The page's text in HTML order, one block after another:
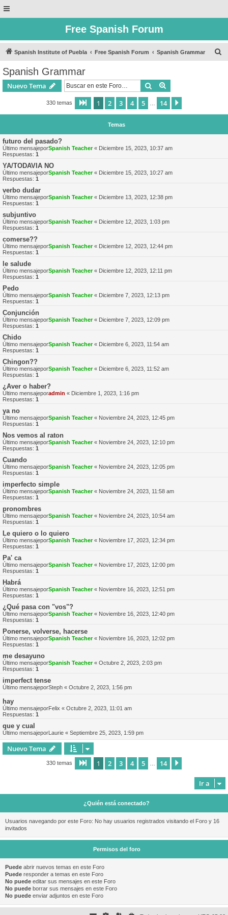
Free Spanish Forum
Spanish Institute of Puebla Free Spanish Forum Spanish Grammar
Spanish Grammar
Nuevo Tema Buscar
330 temas Página de 14
1 2 3 4 5 14
Temas
futuro del pasado?
Último mensajeporSpanish Teacher« Diciembre 15, 2023, 10:37 am
Respuestas: 1
YA/TODAVIA NO
Último mensajeporSpanish Teacher« Diciembre 15, 2023, 10:27 am
Respuestas: 1
verbo dudar
Último mensajeporSpanish Teacher« Diciembre 13, 2023, 12:38 pm
Respuestas: 1
subjuntivo
Último mensajeporSpanish Teacher« Diciembre 12, 2023, 1:03 pm
Respuestas: 1
comerse??
Último mensajeporSpanish Teacher« Diciembre 12, 2023, 12:44 pm
Respuestas: 1
le salude
Último mensajeporSpanish Teacher« Diciembre 12, 2023, 12:11 pm
Respuestas: 1
Pedo
Último mensajeporSpanish Teacher« Diciembre 7, 2023, 12:13 pm
Respuestas: 1
Conjunción
Último mensajeporSpanish Teacher« Diciembre 7, 2023, 12:09 pm
Respuestas: 1
Chido
Último mensajeporSpanish Teacher« Diciembre 6, 2023, 11:54 am
Respuestas: 1
Chingon??
Último mensajeporSpanish Teacher« Diciembre 6, 2023, 11:52 am
Respuestas: 1
¿Aver o haber?
Último mensajeporadmin « Diciembre 1, 2023, 1:16 pm
Respuestas: 1
ya no
Último mensajeporSpanish Teacher« Noviembre 24, 2023, 12:45 pm
Respuestas: 1
Nos vemos al raton
Último mensajeporSpanish Teacher« Noviembre 24, 2023, 12:10 pm
Respuestas: 1
Cuando
Último mensajeporSpanish Teacher« Noviembre 24, 2023, 12:05 pm
Respuestas: 1
imperfecto simple
Último mensajeporSpanish Teacher« Noviembre 24, 2023, 11:58 am
Respuestas: 1
pronombres
Último mensajeporSpanish Teacher« Noviembre 24, 2023, 10:54 am
Respuestas: 1
Le quiero o lo quiero
Último mensajeporSpanish Teacher« Noviembre 17, 2023, 12:34 pm
Respuestas: 1
Pa' ca
Último mensajeporSpanish Teacher« Noviembre 17, 2023, 12:00 pm
Respuestas: 1
Habrá
Último mensajeporSpanish Teacher« Noviembre 16, 2023, 12:51 pm
Respuestas: 1
¿Qué pasa con "vos"?
Último mensajeporSpanish Teacher« Noviembre 16, 2023, 12:40 pm
Respuestas: 1
Ponerse, volverse, hacerse
Último mensajeporSpanish Teacher« Noviembre 16, 2023, 12:02 pm
Respuestas: 1
me desayuno
Último mensajeporSpanish Teacher« Octubre 2, 2023, 2:03 pm
Respuestas: 1
imperfect tense
Último mensajeporSteph « Octubre 2, 2023, 1:56 pm
hay
Último mensajeporFelix « Octubre 2, 2023, 11:01 am
Respuestas: 1
que y cual
Último mensajeporLaurie « Septiembre 25, 2023, 1:59 pm
Nuevo Tema
330 temas Página de 14
1 2 3 4 5 14
Ir a
¿Quién está conectado?
Usuarios navegando por este Foro: No hay usuarios registrados visitando el Foro y 16
invitados
Permisos del foro
Puede abrir nuevos temas en este Foro
Puede responder a temas en este Foro
No puede editar sus mensajes en este Foro
No puede borrar sus mensajes en este Foro
No puede enviar adjuntos en este Foro